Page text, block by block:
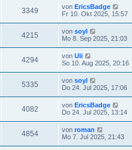
3349 von EricsBadge
Fr 10. Okt 2025, 15:57
4215 von soyl
Mo 8. Sep 2025, 21:03
4294 von Uli
So 10. Aug 2025, 20:16
5335 von soyl
Do 24. Jul 2025, 17:06
4082 von EricsBadge
Do 24. Jul 2025, 13:14
4854 von roman
Mo 7. Jul 2025, 21:43